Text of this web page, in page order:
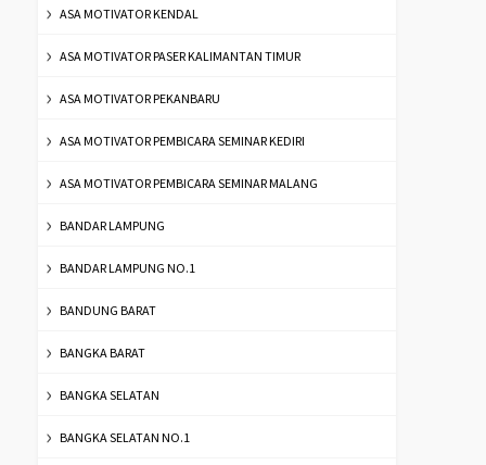
ASA MOTIVATOR KENDAL
ASA MOTIVATOR PASER KALIMANTAN TIMUR
ASA MOTIVATOR PEKANBARU
ASA MOTIVATOR PEMBICARA SEMINAR KEDIRI
ASA MOTIVATOR PEMBICARA SEMINAR MALANG
BANDAR LAMPUNG
BANDAR LAMPUNG NO.1
BANDUNG BARAT
BANGKA BARAT
BANGKA SELATAN
BANGKA SELATAN NO.1